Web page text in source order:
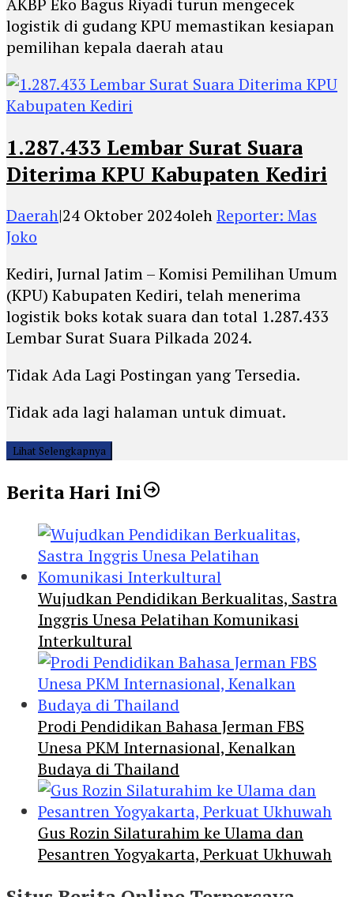
AKBP Eko Bagus Riyadi turun mengecek
logistik di gudang KPU memastikan kesiapan
pemilihan kepala daerah atau
1.287.433 Lembar Surat Suara
Diterima KPU Kabupaten Kediri
Daerah|24 Oktober 2024olehReporter: Mas
Joko
Kediri, Jurnal Jatim – Komisi Pemilihan Umum
(KPU) Kabupaten Kediri, telah menerima
logistik boks kotak suara dan total 1.287.433
Lembar Surat Suara Pilkada 2024.
Tidak Ada Lagi Postingan yang Tersedia.
Tidak ada lagi halaman untuk dimuat.
Lihat Selengkapnya
Berita Hari Ini
Wujudkan Pendidikan Berkualitas, Sastra
Inggris Unesa Pelatihan Komunikasi
Interkultural
Prodi Pendidikan Bahasa Jerman FBS
Unesa PKM Internasional, Kenalkan
Budaya di Thailand
Gus Rozin Silaturahim ke Ulama dan
Pesantren Yogyakarta, Perkuat Ukhuwah